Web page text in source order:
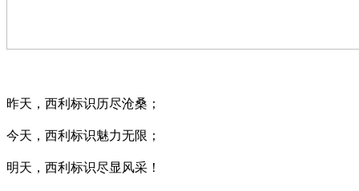
昨天，西利标识历尽沧桑；
今天，西利标识魅力无限；
明天，西利标识尽显风采！